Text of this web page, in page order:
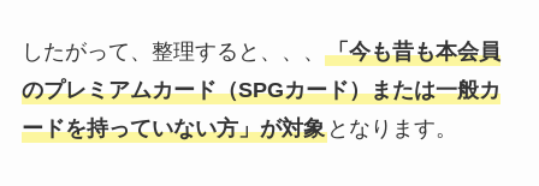
したがって、整理すると、、、 「今も昔も本会員
のプレミアムカード（SPGカード）または一般カ
ードを持っていない方」が対象となります。